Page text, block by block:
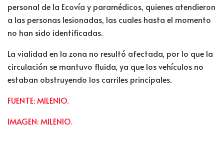
personal de la Ecovía y paramédicos, quienes atendieron
a las personas lesionadas, las cuales hasta el momento
no han sido identificadas.
La vialidad en la zona no resultó afectada, por lo que la
circulación se mantuvo fluida, ya que los vehículos no
estaban obstruyendo los carriles principales.
FUENTE: MILENIO.
IMAGEN: MILENIO.